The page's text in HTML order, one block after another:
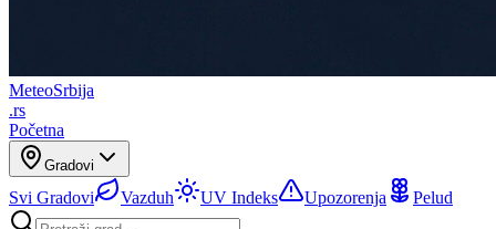
MeteoSrbija
.rs
Početna
Gradovi
Svi Gradovi Vazduh UV Indeks Upozorenja Pelud